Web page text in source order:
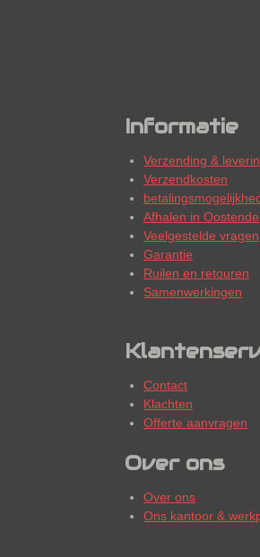
Informatie
Verzending &
Verzendkosten
Afhalen in Oostende
Veelgestelde vragen
Garantie
Ruilen en retouren
Samenwerkingen
Contact
Klachten
Offerte aanvragen
Over ons
Over ons
Ons kantoor &